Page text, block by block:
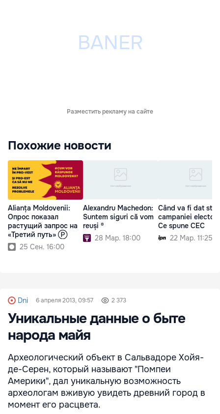
Разместить рекламу на сайте
Похожие новости
Alianța Moldovenii:
Опрос показал
растущий запрос на
«Третий путь» Ⓟ
25 Сен. 16:00
Alexandru Machedon:
Suntem siguri că vom
reuși ®
28 Мар. 18:00
Când va fi dat
campaniei
Ce spune CEC
22 Мар. 11:25
Dni 6 апреля 2013, 09:57 2 373
Уникальные данные о быте
народа майя
Археологический объект в Сальвадоре Хойя-
де-Серен, который называют "Помпеи
Америки", дал уникальную возможность
археологам вживую увидеть древний город в
момент его расцвета.